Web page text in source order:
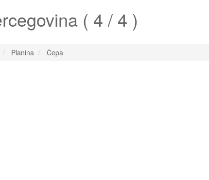
( 4 / 4 )
Planina Čepa